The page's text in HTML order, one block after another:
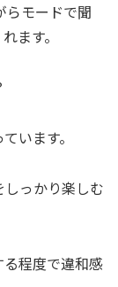
らモードで聞
ます。
います。
っかり楽しむ
程度で違和感